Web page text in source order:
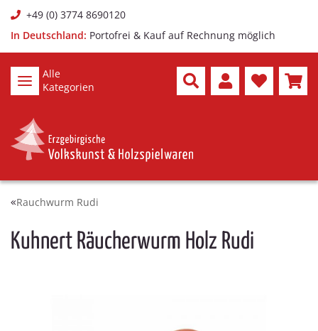
+49 (0) 3774 8690120
In Deutschland: Portofrei & Kauf auf Rechnung möglich
Alle
Kategorien
Rauchwurm Rudi
Kuhnert Räucherwurm Holz Rudi